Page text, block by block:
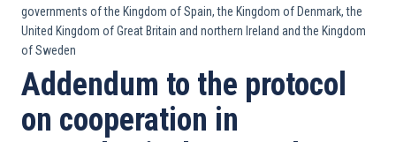
governments of the Kingdom of Spain, the Kingdom of Denmark, the
United Kingdom of Great Britain and northern Ireland and the Kingdom
of Sweden
Addendum to the protocol
on cooperation in